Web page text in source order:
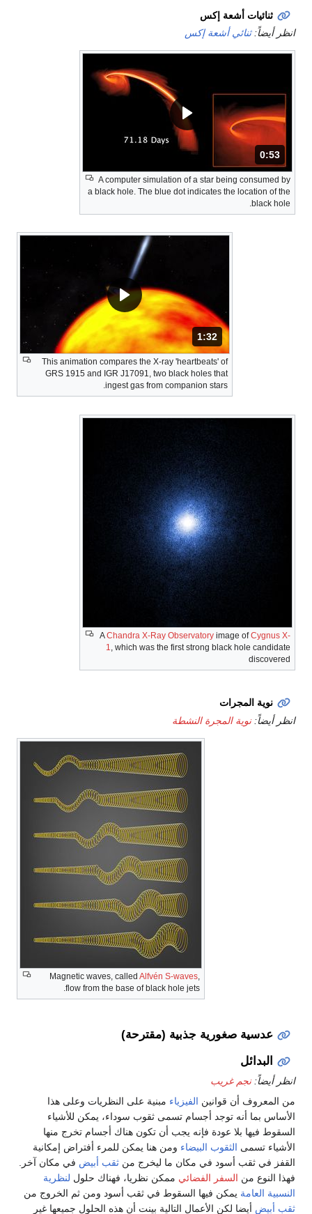
ثنائيات أشعة إكس
انظر أيضاً:ثنائي أشعة إكس
المدة: 53 ثانية.
0:53
A computer simulation of a star being consumed by
a black hole. The blue dot indicates the location of the
black hole.
المدة: دقائق و 32 ثواني.
1:32
This animation compares the X-ray 'heartbeats' of
GRS 1915 and IGR J17091, two black holes that
ingest gas from companion stars.
AChandra X-Ray Observatory image ofCygnus X-
1
, which was the first strong black hole candidate
discovered
نوية المجرات
انظر أيضاً:نوية المجرة النشطة
Magnetic waves, called Alfvén S-waves
flow from the base of black hole jets.
عدسية صغورية جذبية (مقترحة)
البدائل
انظر أيضاً:نجم غريب
من المعروف أن قوانين الفيزياء مبنية على النظريات وعلى هذا
الأساس بما أنه توجد أجسام تسمى ثقوب سوداء، يمكن للأشياء
السقوط فيها بلا عودة فإنه يجب أن تكون هناك أجسام تخرج منها
الأشياء تسمى الثقوب البيضاء ومن هنا يمكن للمرء أفتراض إمكانية
القفز في ثقب أسود في مكان ما ليخرج من ثقب أبيض في مكان آخر.
فهذا النوع من السفر الفضائي ممكن نظريا، فهناك حلول لنظرية
النسبية العامة يمكن فيها السقوط في ثقب أسود ومن ثم الخروج من
ثقب أبيض أيضا لكن الأعمال التالية بينت أن هذه الحلول جميعها غير